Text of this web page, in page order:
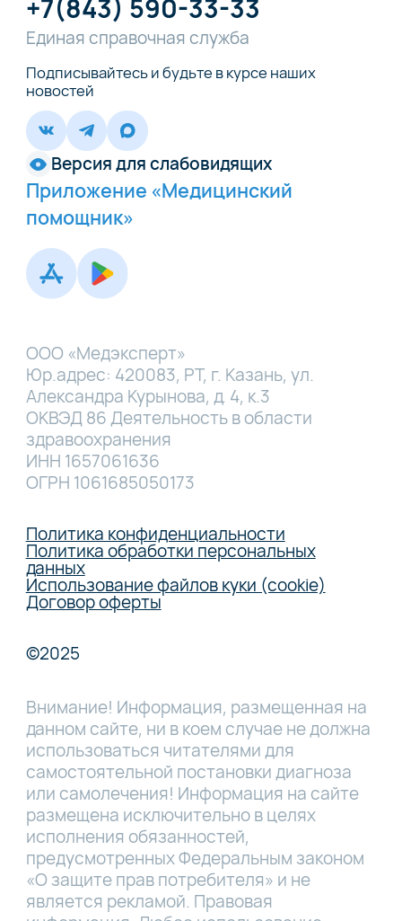
+7(843) 590-33-33
Единая справочная служба
Подписывайтесь и будьте в курсе наших
новостей
Версия для слабовидящих
Приложение «Медицинский
помощник»
ООО «Медэксперт»
Юр.адрес: 420083, РТ, г. Казань, ул.
Александра Курынова, д. 4, к.3
ОКВЭД 86 Деятельность в области
здравоохранения
ИНН 1657061636
ОГРН 1061685050173
Политика конфиденциальности
Политика обработки персональных
данных
Использование файлов куки (cookie)
Договор оферты
©2025
Внимание! Информация, размещенная на
данном сайте, ни в коем случае не должна
использоваться читателями для
самостоятельной постановки диагноза
или самолечения! Информация на сайте
размещена исключительно в целях
исполнения обязанностей,
предусмотренных Федеральным законом
«О защите прав потребителя» и не
является рекламой. Правовая